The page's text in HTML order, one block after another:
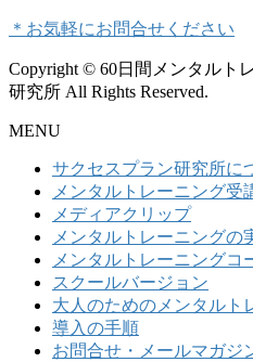
＊お気軽にお問合せください
Copyright © 60日間メンタルト
研究所 All Rights Reserved.
MENU
サクセスプラン研究所に
メンタルトレーニング受
メディアクリップ
メンタルトレーニングの
メンタルトレーニングコ
スクールバージョン
大人のためのメンタルト
導入の手順
お問合せ・メールマガジ